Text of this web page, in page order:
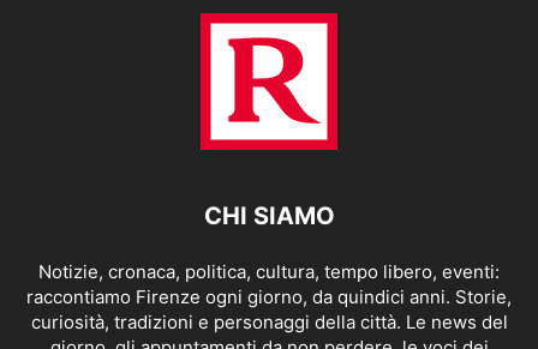
CHI SIAMO
Notizie, cronaca, politica, cultura, tempo libero, eventi:
raccontiamo Firenze ogni giorno, da quindici anni. Storie,
curiosità, tradizioni e personaggi della città. Le news del